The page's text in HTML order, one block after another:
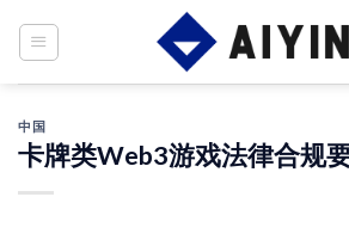
中国
卡牌类Web3游戏法律合规